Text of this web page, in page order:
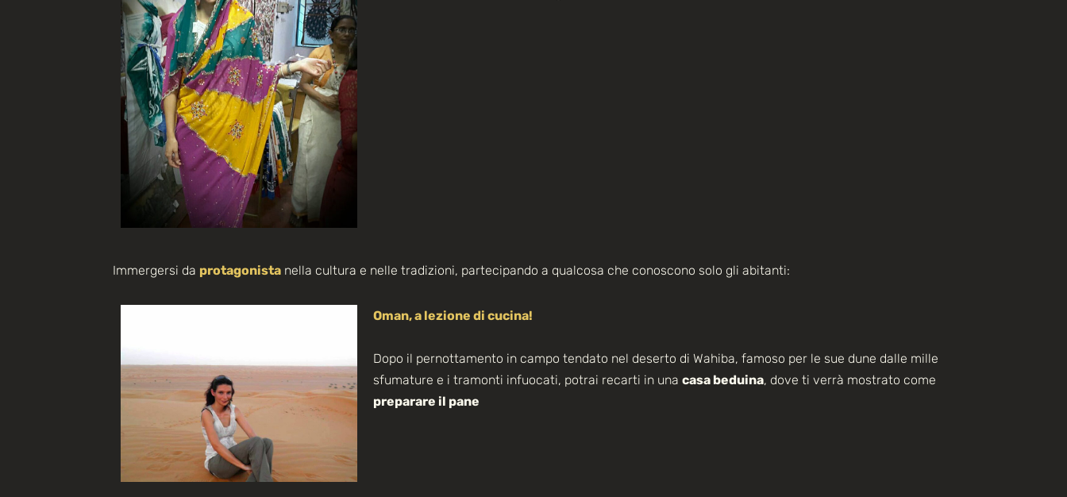
Immergersi da protagonista nella cultura e nelle tradizioni, partecipando a qualcosa che conoscono solo gli abitanti:
Oman, a lezione di cucina!
Dopo il pernottamento in campo tendato nel deserto di Wahiba, famoso per le sue dune dalle mille
sfumature e i tramonti infuocati, potrai recarti in unacasa beduina, dove ti verrà mostrato come
preparare il pane